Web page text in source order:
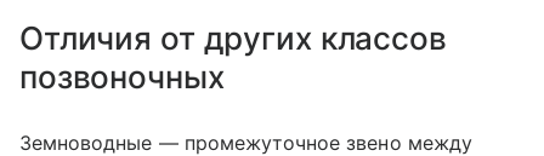
Отличия от других классов
позвоночных
Земноводные — промежуточное звено между